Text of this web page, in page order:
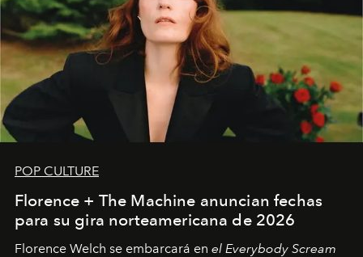
POP CULTURE
Florence + The Machine anuncian fechas
para su gira norteamericana de 2026
Florence Welch se embarcará en el Everybody Scream